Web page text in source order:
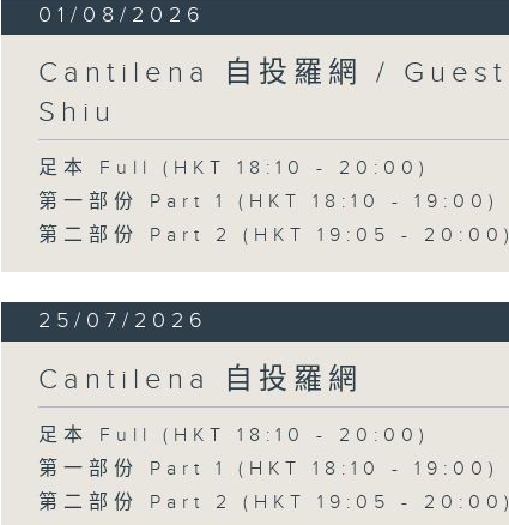
01/08/2026
Cantilena 自投羅網 /
Shiu
足本 Full (HKT 18:10 - 20:00)
第一部份 Part 1 (HKT 18:10 - 19:00)
第二部份 Part 2 (HKT 19:05 - 20:00)
25/07/2026
Cantilena 自投羅網
足本 Full (HKT 18:10 - 20:00)
第一部份 Part 1 (HKT 18:10 - 19:00)
第二部份 Part 2 (HKT 19:05 - 20:00)